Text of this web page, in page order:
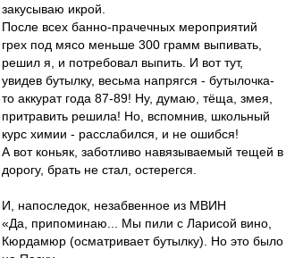
закусываю икрой.
После всех банно-прачечных мероприятий
грех под мясо меньше 300 грамм выпивать,
решил я, и потребовал выпить. И вот тут,
увидев бутылку, весьма напрягся - бутылочка-
то аккурат года 87-89! Ну, думаю, тёща, змея,
притравить решила! Но, вспомнив, школьный
курс химии - расслабился, и не ошибся!
А вот коньяк, заботливо навязываемый тещей в
дорогу, брать не стал, остерегся.
И, напоследок, незабвенное из МВИН
«Да, припоминаю... Мы пили с Ларисой вино,
Кюрдамюр (осматривает бутылку). Но это было